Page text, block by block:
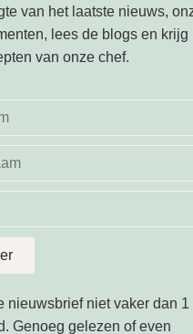
van het laatste nieuws,
lees de blogs en krijg
van onze chef.
nieuwsbrief niet vaker dan 1
Genoeg gelezen of even